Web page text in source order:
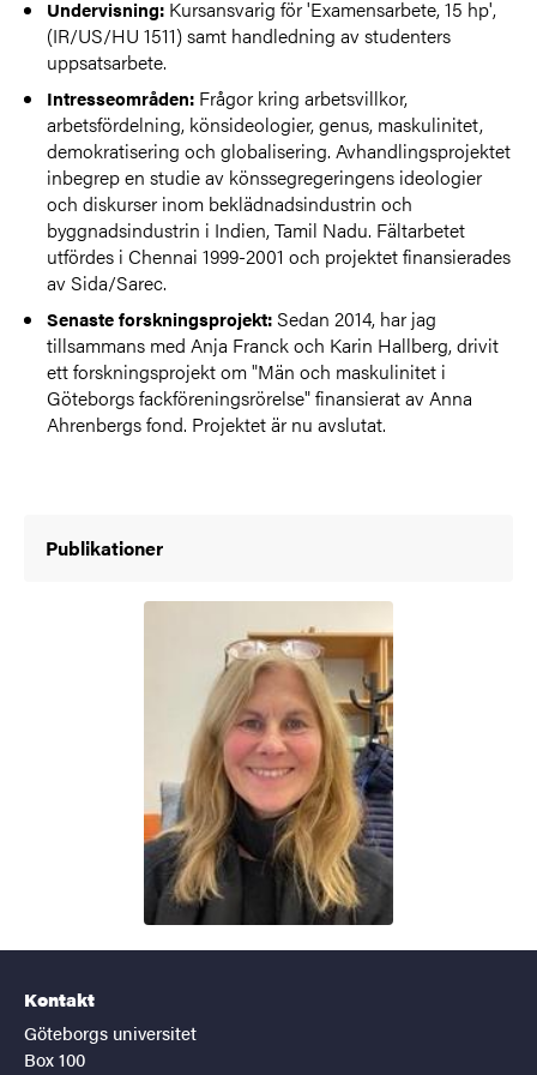
Undervisning: Kursansvarig för 'Examensarbete, 15 hp',
(IR/US/HU 1511) samt handledning av studenters
uppsatsarbete.
Intresseområden: Frågor kring arbetsvillkor,
arbetsfördelning, könsideologier, genus, maskulinitet,
demokratisering och globalisering. Avhandlingsprojektet
inbegrep en studie av könssegregeringens ideologier
och diskurser inom beklädnadsindustrin och
byggnadsindustrin i Indien, Tamil Nadu. Fältarbetet
utfördes i Chennai 1999-2001 och projektet finansierades
av Sida/Sarec.
Senaste forskningsprojekt: Sedan 2014, har jag
tillsammans med Anja Franck och Karin Hallberg, drivit
ett forskningsprojekt om "Män och maskulinitet i
Göteborgs fackföreningsrörelse" finansierat av Anna
Ahrenbergs fond. Projektet är nu avslutat.
Publikationer
Kontakt
Göteborgs universitet
Box 100